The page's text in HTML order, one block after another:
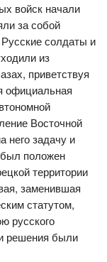
войск начали
за собой
солдаты и
из
приветствуя
официальная
Восточной
него задачу и
был положен
территории
заменившая
статутом,
русского
решения были